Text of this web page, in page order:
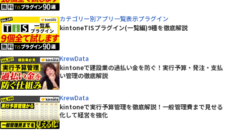
カテゴリー別アプリ一覧表示プラグイン
kintoneTISプラグイン(一覧編)9種を徹底解説
KrewData
kintoneで建設業の過払い金を防ぐ！実行予算・発注・支払
い管理の徹底解説
KrewData
kintoneで実行予算管理を徹底解説！一般管理費まで見せる
化して経営を強化